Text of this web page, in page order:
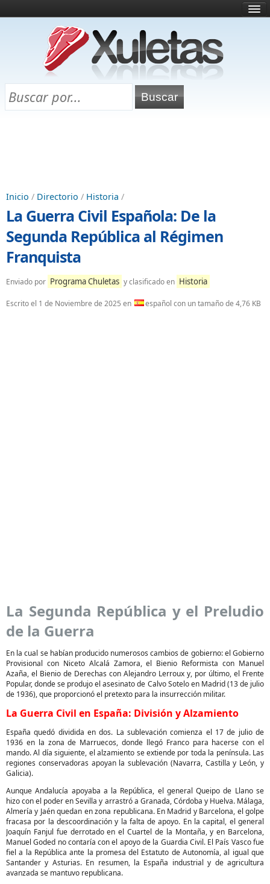
¿Qué es esto?
Directorio
Chuletas para exámenes
Inicio / Directorio / Historia /
La Guerra Civil Española: De la
Segunda República al Régimen
Franquista
Enviado por Programa Chuletas y clasificado en Historia
Escrito el 1 de Noviembre de 2025 en español con un tamaño de 4,76 KB
La Segunda República y el Preludio
de la Guerra
En la cual se habían producido numerosos cambios de gobierno: el Gobierno
Provisional con Niceto Alcalá Zamora, el Bienio Reformista con Manuel
Azaña, el Bienio de Derechas con Alejandro Lerroux y, por último, el Frente
Popular, donde se produjo el asesinato de Calvo Sotelo en Madrid (13 de julio
de 1936), que proporcionó el pretexto para la insurrección militar.
La Guerra Civil en España: División y Alzamiento
España quedó dividida en dos. La sublevación comienza el 17 de julio de
1936 en la zona de Marruecos, donde llegó Franco para hacerse con el
mando. Al día siguiente, el alzamiento se extiende por toda la península. Las
regiones conservadoras apoyan la sublevación (Navarra, Castilla y León, y
Galicia).
Aunque Andalucía apoyaba a la República, el general Queipo de Llano se
hizo con el poder en Sevilla y arrastró a Granada, Córdoba y Huelva. Málaga,
Almería y Jaén quedan en zona republicana. En Madrid y Barcelona, el golpe
fracasa por la descoordinación y la falta de apoyo. En la capital, el general
Joaquín Fanjul fue derrotado en el Cuartel de la Montaña, y en Barcelona,
Manuel Goded no contaría con el apoyo de la Guardia Civil. El País Vasco fue
fiel a la República ante la promesa del Estatuto de Autonomía, al igual que
Santander y Asturias. En resumen, la España industrial y de agricultura
avanzada se mantuvo republicana.